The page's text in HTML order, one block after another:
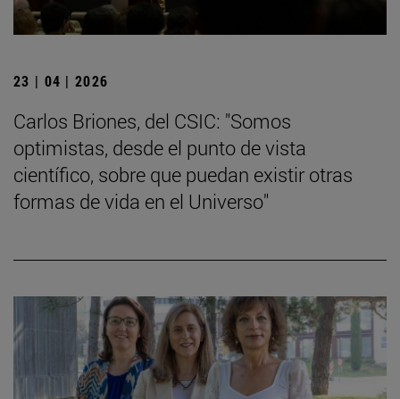
23 | 04 | 2026
Carlos Briones, del CSIC: "Somos
optimistas, desde el punto de vista
científico, sobre que puedan existir otras
formas de vida en el Universo"